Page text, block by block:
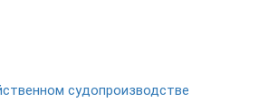
судопроизводстве